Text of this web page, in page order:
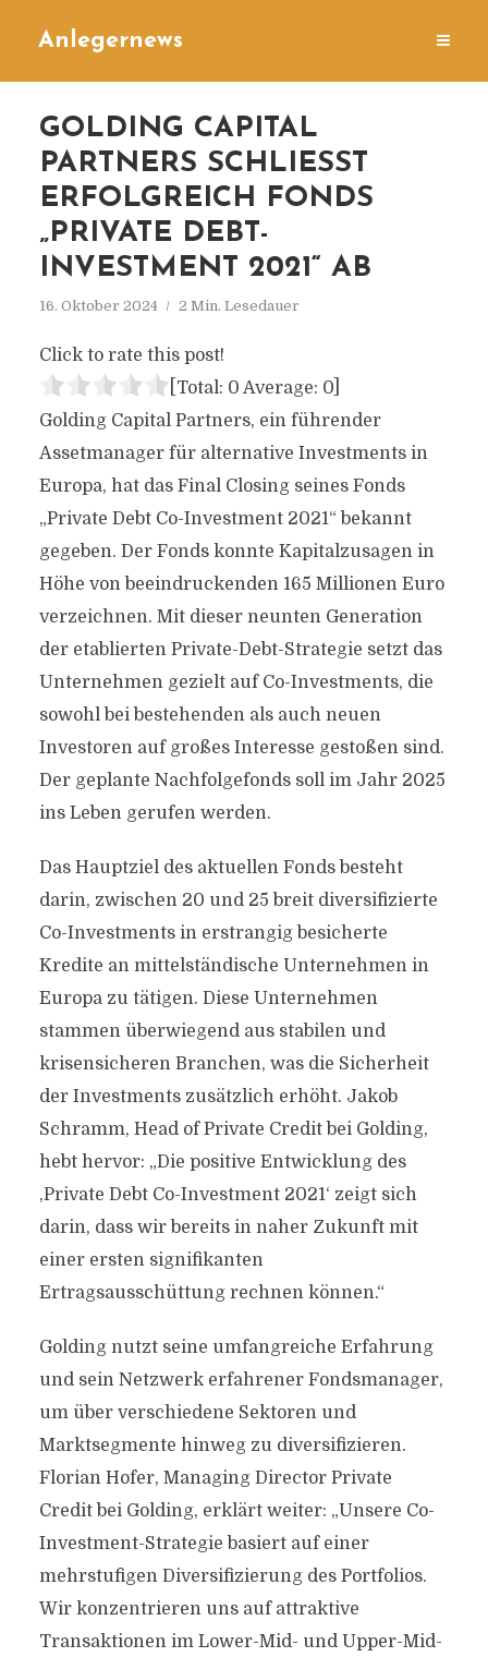
Anlegernews
GOLDING CAPITAL
PARTNERS SCHLIESST E
RFOLGREICH FONDS „
PRIVATE DEBT-I
NVESTMENT 2021“ AB
16. Oktober 2024 2 Min. Lesedauer
Click to rate this post!
[Total: 0 Average: 0]
Golding Capital Partners, ein führender
Assetmanager für alternative Investments in
Europa, hat das Final Closing seines Fonds
„Private Debt Co-Investment 2021“ bekannt
gegeben. Der Fonds konnte Kapitalzusagen in
Höhe von beeindruckenden 165 Millionen Euro
verzeichnen. Mit dieser neunten Generation
der etablierten Private-Debt-Strategie setzt das
Unternehmen gezielt auf Co-Investments, die
sowohl bei bestehenden als auch neuen
Investoren auf großes Interesse gestoßen sind.
Der geplante Nachfolgefonds soll im Jahr 2025
ins Leben gerufen werden.
Das Hauptziel des aktuellen Fonds besteht
darin, zwischen 20 und 25 breit diversifizierte
Co-Investments in erstrangig besicherte
Kredite an mittelständische Unternehmen in
Europa zu tätigen. Diese Unternehmen
stammen überwiegend aus stabilen und
krisensicheren Branchen, was die Sicherheit
der Investments zusätzlich erhöht. Jakob
Schramm, Head of Private Credit bei Golding,
hebt hervor: „Die positive Entwicklung des
‚Private Debt Co-Investment 2021‘ zeigt sich
darin, dass wir bereits in naher Zukunft mit
einer ersten signifikanten
Ertragsausschüttung rechnen können.“
Golding nutzt seine umfangreiche Erfahrung
und sein Netzwerk erfahrener Fondsmanager,
um über verschiedene Sektoren und
Marktsegmente hinweg zu diversifizieren.
Florian Hofer, Managing Director Private
Credit bei Golding, erklärt weiter: „Unsere Co-
Investment-Strategie basiert auf einer
mehrstufigen Diversifizierung des Portfolios.
Wir konzentrieren uns auf attraktive
Transaktionen im Lower-Mid- und Upper-Mid-